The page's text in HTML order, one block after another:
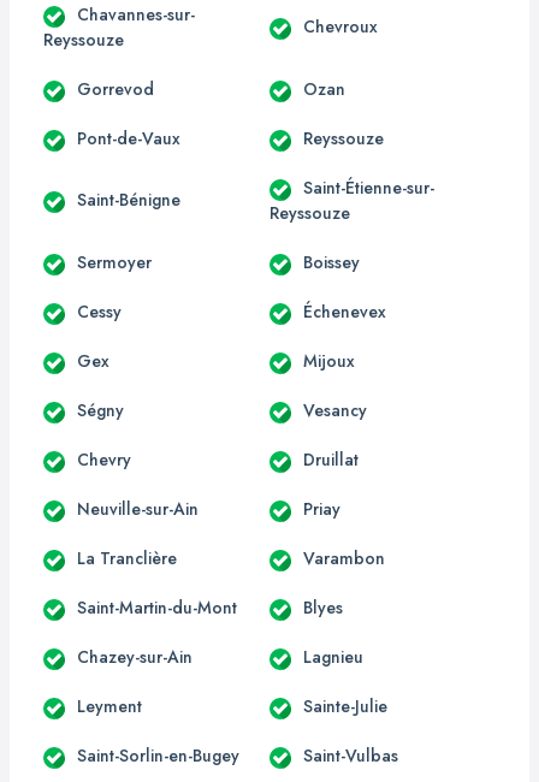
Chavannes-sur-
Reyssouze
Chevroux
Gorrevod Ozan
Pont-de-Vaux Reyssouze
Saint-Bénigne
Saint-Étienne-sur-
Reyssouze
Sermoyer Boissey
Cessy Échenevex
Gex Mijoux
Ségny Vesancy
Chevry Druillat
Neuville-sur-Ain Priay
La Tranclière Varambon
Saint-Martin-du-Mont Blyes
Chazey-sur-Ain Lagnieu
Leyment Sainte-Julie
Saint-Sorlin-en-Bugey Saint-Vulbas